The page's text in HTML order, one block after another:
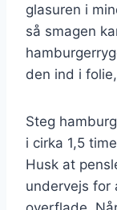
glasuren i
så smagen
den ind i
Steg
i cirka 1,5
Husk at
undervejs for